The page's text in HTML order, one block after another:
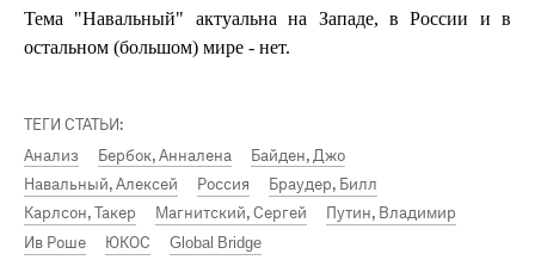
Тема "Навальный" актуальна на Западе, в России и в
остальном (большом) мире - нет.
ТЕГИ СТАТЬИ:
Анализ
Бербок, Анналена
Байден, Джо
Навальный, Алексей
Россия
Браудер, Билл
Карлсон, Такер
Магнитский, Сергей
Путин, Владимир
Ив Роше
ЮКОС Global Bridge